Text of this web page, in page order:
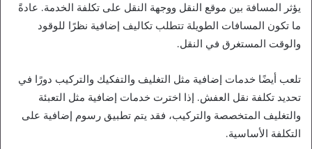
يؤثر المسافة بين موقع النقل ووجهة النقل على تكلفة الخدمة. عادةً
ما تكون المسافات الطويلة تتطلب تكاليف إضافية نظرًا للوقود
والوقت المستغرق في النقل.
تلعب أيضًا خدمات إضافية مثل التغليف والتفكيك والتركيب دورًا في
تحديد تكلفة نقل العفش. إذا اخترت خدمات إضافية مثل التعبئة
والتغليف المتخصصة والتركيب، فقد يتم تطبيق رسوم إضافية على
التكلفة الأساسية.